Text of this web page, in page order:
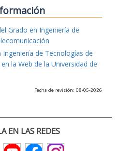
Grado en Ingeniería de
Ingeniería de Tecnologías de
la Web de la Universidad de
Fecha de revisión: 08-05-2026
EN LAS REDES